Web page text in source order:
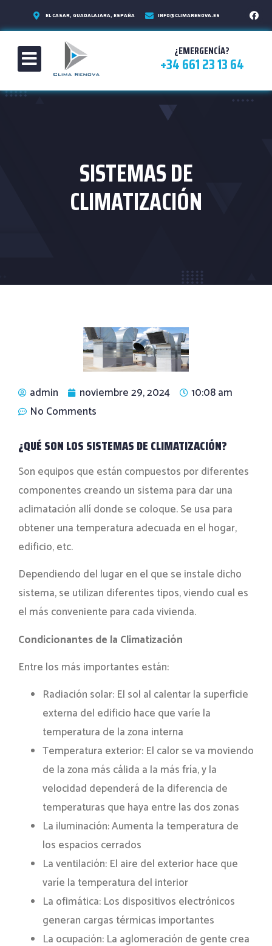
EL CASAR, GUADALAJARA, ESPAÑA INFO@CLIMARENOVA.ES
¿EMERGENCÍA?
+34 661 23 13 64
SISTEMAS DE
CLIMATIZACIÓN
admin noviembre 29, 2024
10:08 am
No Comments
¿QUÉ SON LOS SISTEMAS DE CLIMATIZACIÓN?
Son equipos que están compuestos por diferentes
componentes creando un sistema para dar una
aclimatación allí donde se coloque. Se usa para
obtener una temperatura adecuada en el hogar,
edificio, etc.
Dependiendo del lugar en el que se instale dicho
sistema, se utilizan diferentes tipos, viendo cual es
el más conveniente para cada vivienda.
Condicionantes de la Climatización
Entre los más importantes están:
Radiación solar: El sol al calentar la superficie
externa del edificio hace que varíe la
temperatura de la zona interna
Temperatura exterior: El calor se va moviendo
de la zona más cálida a la más fría, y la
velocidad dependerá de la diferencia de
temperaturas que haya entre las dos zonas
La iluminación: Aumenta la temperatura de
los espacios cerrados
La ventilación: El aire del exterior hace que
varíe la temperatura del interior
La ofimática: Los dispositivos electrónicos
generan cargas térmicas importantes
La ocupación: La aglomeración de gente crea